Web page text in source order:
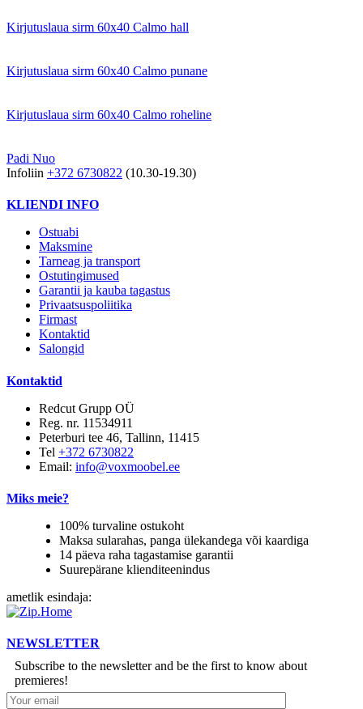
Kirjutuslaua sirm 60x40 Calmo hall
Kirjutuslaua sirm 60x40 Calmo punane
Kirjutuslaua sirm 60x40 Calmo roheline
Padi Nuo
Infoliin +372 6730822 (10.30-19.30)
KLIENDI INFO
Ostuabi
Maksmine
Tarneag ja transport
Ostutingimused
Garantii ja kauba tagastus
Privaatsuspoliitika
Firmast
Kontaktid
Salongid
Kontaktid
Redcut Grupp OÜ
Reg. nr. 11534911
Peterburi tee 46, Tallinn, 11415
Tel +372 6730822
Email: info@voxmoobel.ee
Miks meie?
100% turvaline ostukoht
Maksa sularahas, panga ülekandega või kaardiga
14 päeva raha tagastamise garantii
Suurepärane klienditeenindus
ametlik esindaja:
NEWSLETTER
Subscribe to the newsletter and be the first to know about
premieres!